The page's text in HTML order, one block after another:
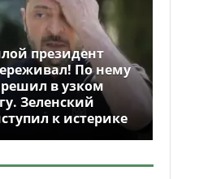
президент
По нему
решил в узком
Зеленский
к истерике